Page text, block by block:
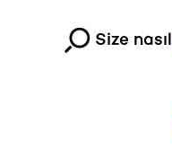
Size nasıl